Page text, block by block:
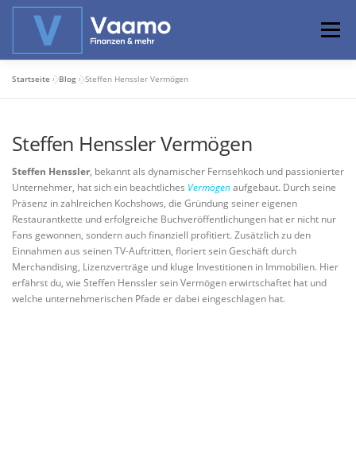
Zum
Menü
PROFIWISSEN ALTERSVORSORGE
PRIVATIER WERDEN
Startseite »Blog »Steffen Henssler Vermögen
Steffen Henssler Vermögen
Steffen Henssler, bekannt als dynamischer Fernsehkoch und passionierter
Unternehmer, hat sich ein beachtliches Vermögenaufgebaut. Durch seine
Präsenz in zahlreichen Kochshows, die Gründung seiner eigenen
Restaurantkette und erfolgreiche Buchveröffentlichungen hat er nicht nur
Fans gewonnen, sondern auch finanziell profitiert. Zusätzlich zu den
Einnahmen aus seinen TV-Auftritten, floriert sein Geschäft durch
Merchandising, Lizenzverträge und kluge Investitionen in Immobilien. Hier
erfährst du, wie Steffen Henssler sein Vermögen erwirtschaftet hat und
welche unternehmerischen Pfade er dabei eingeschlagen hat.